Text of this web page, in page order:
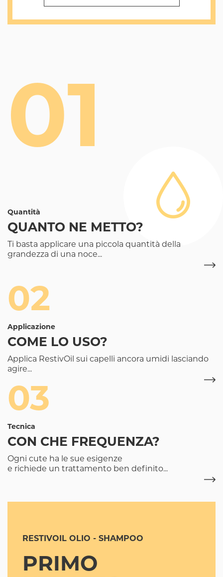
01
Quantità
QUANTO NE METTO?
Ti basta applicare una piccola quantità della
grandezza di una noce...
02
Applicazione
COME LO USO?
Applica RestivOil sui capelli ancora umidi lasciando
agire...
03
Tecnica
CON CHE FREQUENZA?
Ogni cute ha le sue esigenze
e richiede un trattamento ben definito...
RESTIVOIL OLIO - SHAMPOO
PRIMO